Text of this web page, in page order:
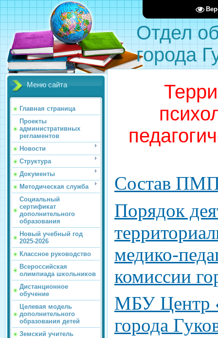
Отдел
города
Меню сайта
Главная страница
Проекты
административных
регламентов
Новости
Структура
Документы
Методическая служба
Социальный
сертификат
дополнительного
образования
Новый учебный год
2025-2026
Классное руководство
Всероссийская
олимпиада школьников
Дистанционное
обучение
Целевая модель
дополнительного
образования детей
Земский учитель
Состав
Порядок
медико-
комиссии
МБУ Центр
города